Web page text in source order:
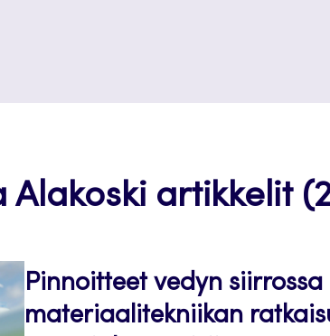
Alakoski artikkelit
Pinnoitteet vedyn siirrossa
materiaalitekniikan